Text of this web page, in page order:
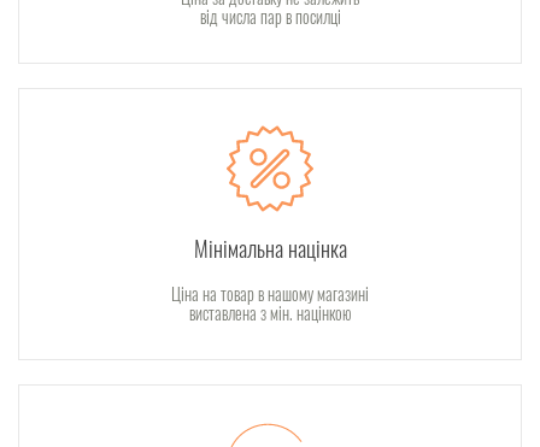
від числа пар в посилці
Мінімальна націнка
Ціна на товар в нашому магазині
виставлена з мін. націнкою